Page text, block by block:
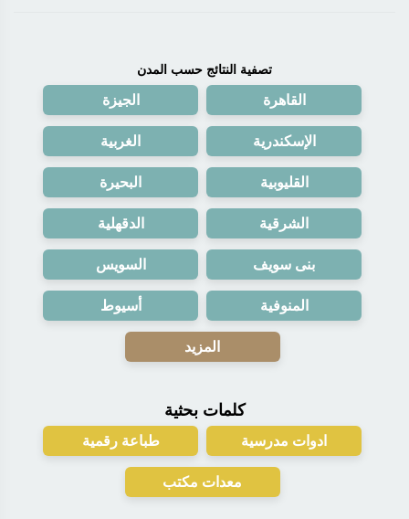
تصفية النتائج حسب المدن
القاهرة الجيزة
الإسكندرية الغربية
القليوبية البحيرة
الشرقية الدقهلية
بنى سويف السويس
المنوفية أسيوط
المزيد
كلمات بحثية
ادوات مدرسية طباعة رقمية
معدات مكتب